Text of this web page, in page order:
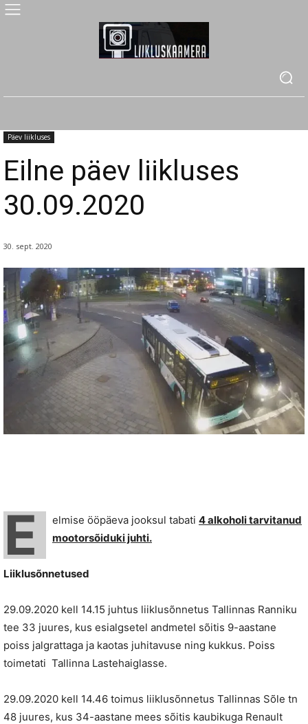
Päev liikluses
Eilne päev liikluses
30.09.2020
30. sept. 2020
E elmise ööpäeva jooksul tabati 4 alkoholi tarvitanud
mootorsõiduki juhti.
Liiklusõnnetused
29.09.2020 kell 14.15 juhtus liiklusõnnetus Tallinnas Ranniku
tee 33 juures, kus esialgsetel andmetel sõitis 9-aastane
poiss jalgrattaga ja kaotas juhitavuse ning kukkus. Poiss
toimetati Tallinna Lastehaiglasse.
29.09.2020 kell 14.46 toimus liiklusõnnetus Tallinnas Sõle tn
48 juures, kus 34-aastane mees sõitis kaubikuga Renault